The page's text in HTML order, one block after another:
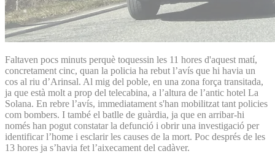
Faltaven pocs minuts perquè toquessin les 11 hores d'aquest matí,
concretament cinc, quan la policia ha rebut l’avís que hi havia un
cos al riu d’Arinsal. Al mig del poble, en una zona força transitada,
ja que està molt a prop del telecabina, a l’altura de l’antic hotel La
Solana. En rebre l’avís, immediatament s'han mobilitzat tant policies
com bombers. I també el batlle de guàrdia, ja que en arribar-hi
només han pogut constatar la defunció i obrir una investigació per
identificar l’home i esclarir les causes de la mort. Poc després de les
13 hores ja s’havia fet l’aixecament del cadàver.